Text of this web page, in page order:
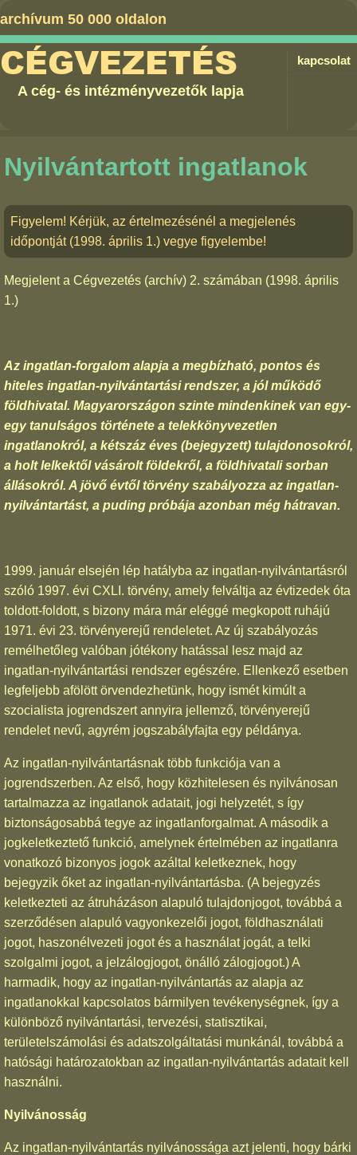
archívum 50 000 oldalon
kapcsolat
CÉGVEZETÉS
A cég- és intézményvezetők lapja
Nyilvántartott ingatlanok
Figyelem! Kérjük, az értelmezésénél a megjelenés
időpontját (1998. április 1.) vegye figyelembe!
Megjelent a Cégvezetés (archív) 2. számában (1998. április
1.)
Az ingatlan-forgalom alapja a megbízható, pontos és
hiteles ingatlan-nyilvántartási rendszer, a jól működő
földhivatal. Magyarországon szinte mindenkinek van egy-
egy tanulságos története a telekkönyvezetlen
ingatlanokról, a kétszáz éves (bejegyzett) tulajdonosokról,
a holt lelkektől vásárolt földekről, a földhivatali sorban
állásokról. A jövő évtől törvény szabályozza az ingatlan-
nyilvántartást, a puding próbája azonban még hátravan.
1999. január elsején lép hatályba az ingatlan-nyilvántartásról
szóló 1997. évi CXLI. törvény, amely felváltja az évtizedek óta
toldott-foldott, s bizony mára már eléggé megkopott ruhájú
1971. évi 23. törvényerejű rendeletet. Az új szabályozás
remélhetőleg valóban jótékony hatással lesz majd az
ingatlan-nyilvántartási rendszer egészére. Ellenkező esetben
legfeljebb afölött örvendezhetünk, hogy ismét kimúlt a
szocialista jogrendszert annyira jellemző, törvényerejű
rendelet nevű, agyrém jogszabályfajta egy példánya.
Az ingatlan-nyilvántartásnak több funkciója van a
jogrendszerben. Az első, hogy közhitelesen és nyilvánosan
tartalmazza az ingatlanok adatait, jogi helyzetét, s így
biztonságosabbá tegye az ingatlanforgalmat. A második a
jogkeletkeztető funkció, amelynek értelmében az ingatlanra
vonatkozó bizonyos jogok azáltal keletkeznek, hogy
bejegyzik őket az ingatlan-nyilvántartásba. (A bejegyzés
keletkezteti az átruházáson alapuló tulajdonjogot, továbbá a
szerződésen alapuló vagyonkezelői jogot, földhasználati
jogot, haszonélvezeti jogot és a használat jogát, a telki
szolgalmi jogot, a jelzálogjogot, önálló zálogjogot.) A
harmadik, hogy az ingatlan-nyilvántartás az alapja az
ingatlanokkal kapcsolatos bármilyen tevékenységnek, így a
különböző nyilvántartási, tervezési, statisztikai,
területelszámolási és adatszolgáltatási munkánál, továbbá a
hatósági határozatokban az ingatlan-nyilvántartás adatait kell
használni.
Nyilvánosság
Az ingatlan-nyilvántartás nyilvánossága azt jelenti, hogy bárki